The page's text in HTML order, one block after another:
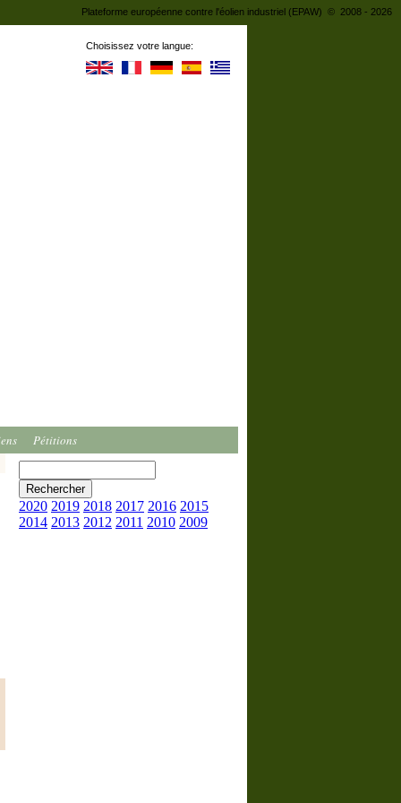
Choisissez votre langue:
Pétitions
Plateforme européenne contre l'éolien industriel (EPAW) © 2008 - 2026